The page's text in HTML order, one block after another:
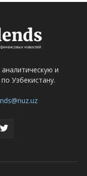
и
Узбекистану.